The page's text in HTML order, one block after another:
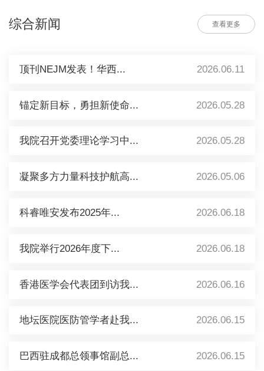
综合新闻 查看更多
顶刊NEJM发表！华西... 2026.06.11
锚定新目标，勇担新使命... 2026.05.28
我院召开党委理论学习中... 2026.05.28
凝聚多方力量科技护航高... 2026.05.06
科睿唯安发布2025年... 2026.06.18
我院举行2026年度下... 2026.06.18
香港医学会代表团到访我... 2026.06.16
地坛医院医防管学者赴我... 2026.06.15
巴西驻成都总领事馆副总... 2026.06.15